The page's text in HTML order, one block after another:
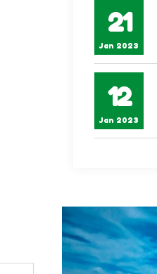
21
Jan 2023
12
Jan 2023